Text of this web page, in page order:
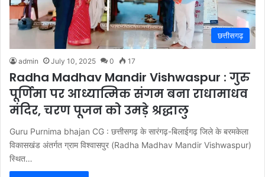
छत्तीसगढ़
admin July 10, 2025 0 17
Radha Madhav Mandir Vishwaspur : गुरु
पूर्णिमा पर आध्यात्मिक संगम बना राधामाधव
मंदिर, चरण पूजन को उमड़े श्रद्धालु
Guru Purnima bhajan CG : छत्तीसगढ़ के सारंगढ़-बिलाईगढ़ जिले के बरमकेला
विकासखंड अंतर्गत ग्राम विश्वासपुर (Radha Madhav Mandir Vishwaspur)
स्थित…